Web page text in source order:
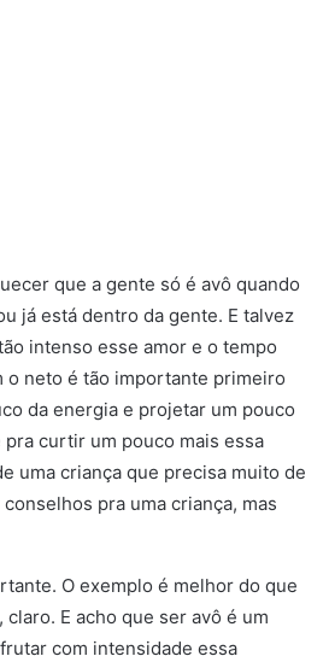
que a gente só é avô quando
já está dentro da gente. E talvez
intenso esse amor e o tempo
o neto é tão importante primeiro
da energia e projetar um pouco
curtir um pouco mais essa
uma criança que precisa muito de
pra uma criança, mas
O exemplo é melhor do que
E acho que ser avô é um
com intensidade essa